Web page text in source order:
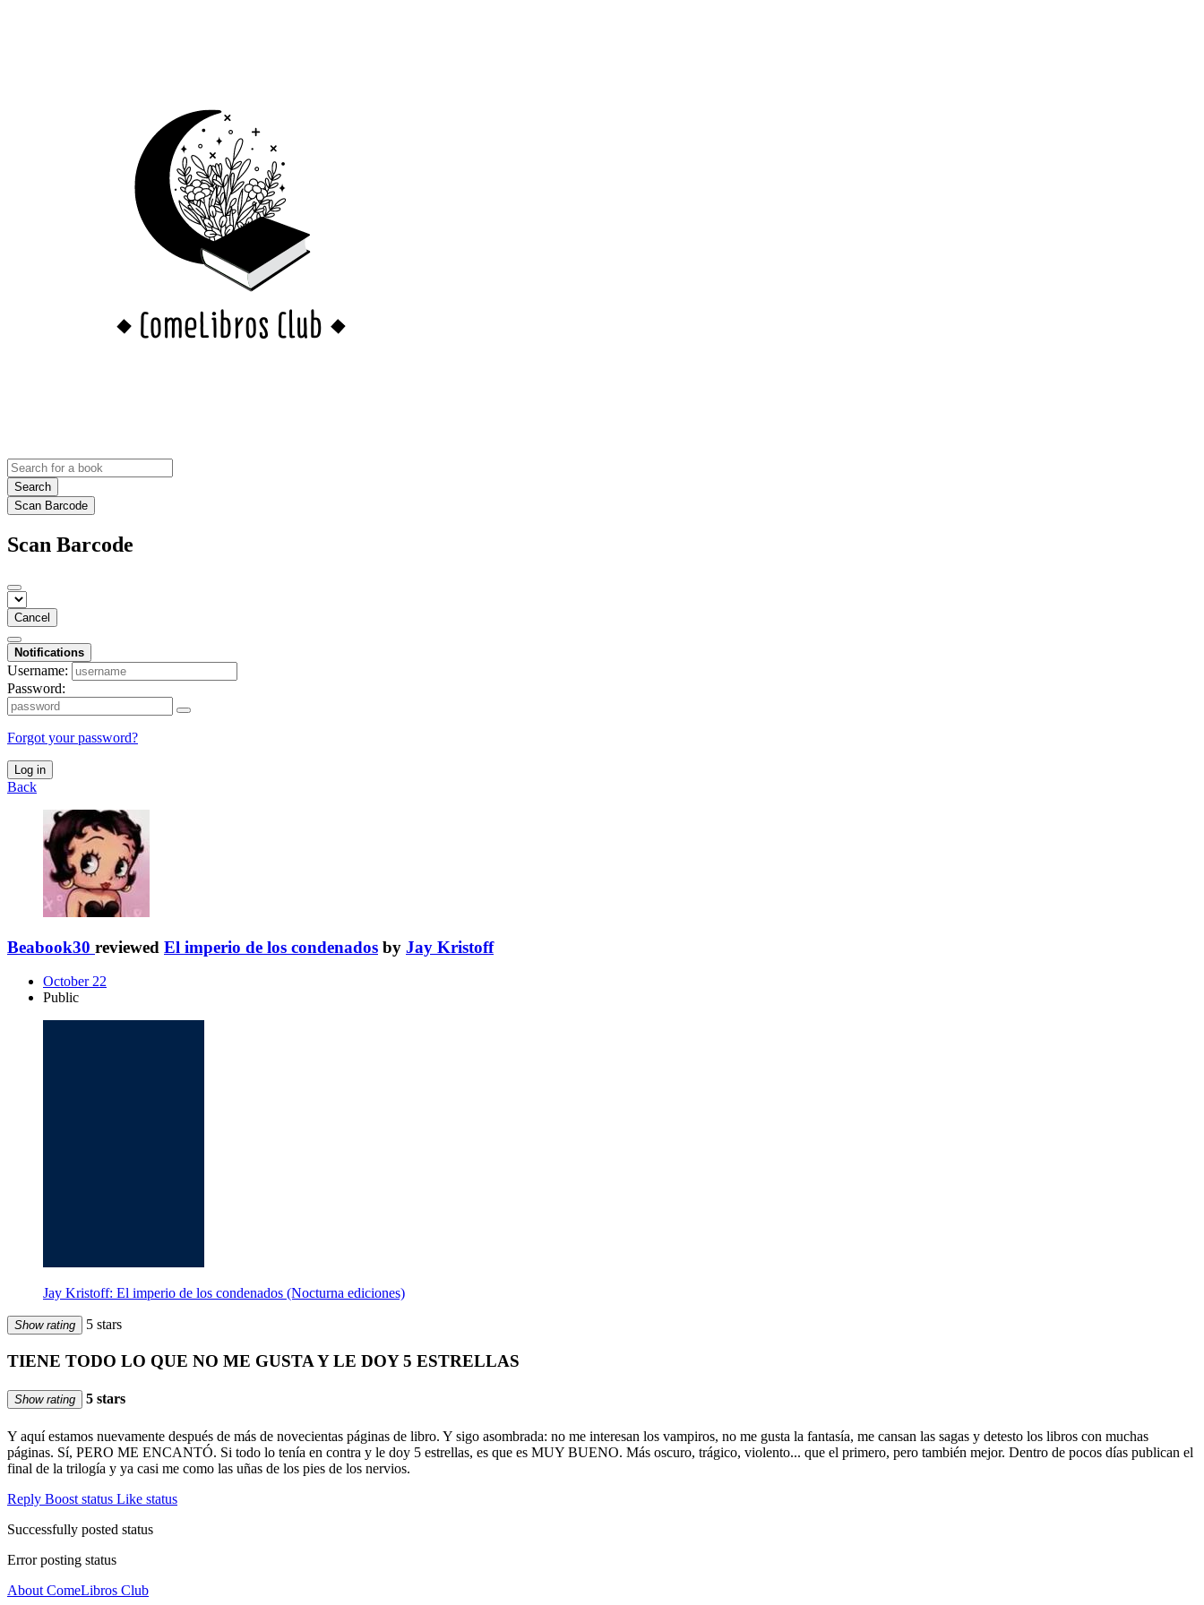
Search
Scan Barcode
Scan Barcode
Cancel
Notifications
Username:
Password:
Forgot your password?
Log in
Back
Beabook30 reviewed El imperio de los condenados by Jay Kristoff
October 22
Public
Jay Kristoff: El imperio de los condenados (Nocturna ediciones)
Show rating 5 stars
TIENE TODO LO QUE NO ME GUSTA Y LE DOY 5 ESTRELLAS
Show rating 5 stars
Y aquí estamos nuevamente después de más de novecientas páginas de libro. Y sigo asombrada: no me interesan los vampiros, no me gusta la fantasía, me cansan las sagas y detesto los libros con muchas
páginas. Sí, PERO ME ENCANTÓ. Si todo lo tenía en contra y le doy 5 estrellas, es que es MUY BUENO. Más oscuro, trágico, violento... que el primero, pero también mejor. Dentro de pocos días publican el
final de la trilogía y ya casi me como las uñas de los pies de los nervios.
Reply Boost status Like status
Successfully posted status
Error posting status
About ComeLibros Club